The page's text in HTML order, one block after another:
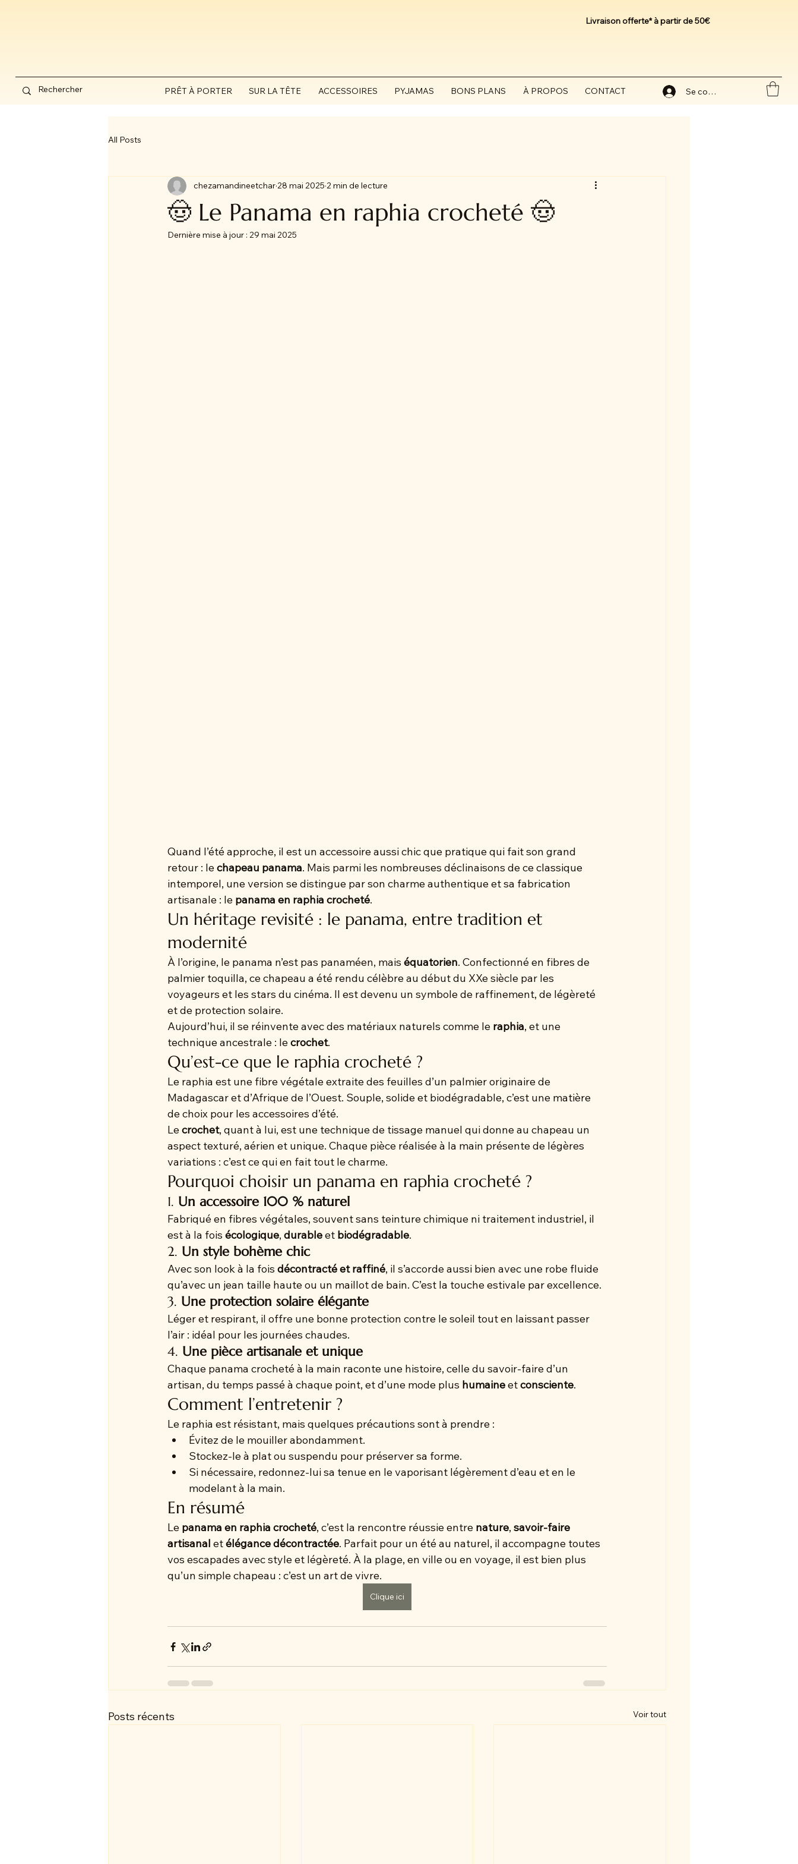
Livraison offerte* à partir de 50€
Se connecter
PRÊT À PORTER SUR LA TÊTE ACCESSOIRES PYJAMAS BONS PLANS À PROPOS CONTACT
All Posts
🤠 Le Panama en raphia crocheté 🤠
chezamandineetchar28 mai 2025 2 min de lecture
Dernière mise à jour : 29 mai 2025
Quand l’été approche, il est un accessoire aussi chic que pratique qui fait son grand
retour : le chapeau panama. Mais parmi les nombreuses déclinaisons de ce classique
intemporel, une version se distingue par son charme authentique et sa fabrication
artisanale : le panama en raphia crocheté.
Un héritage revisité : le panama, entre tradition et
modernité
À l’origine, le panama n’est pas panaméen, mais équatorien. Confectionné en fibres de
palmier toquilla, ce chapeau a été rendu célèbre au début du XXe siècle par les
voyageurs et les stars du cinéma. Il est devenu un symbole de raffinement, de légèreté
et de protection solaire.
Aujourd’hui, il se réinvente avec des matériaux naturels comme le raphia, et une
technique ancestrale : le crochet.
Qu’est-ce que le raphia crocheté ?
Le raphia est une fibre végétale extraite des feuilles d’un palmier originaire de
Madagascar et d’Afrique de l’Ouest. Souple, solide et biodégradable, c’est une matière
de choix pour les accessoires d’été.
Le crochet, quant à lui, est une technique de tissage manuel qui donne au chapeau un
aspect texturé, aérien et unique. Chaque pièce réalisée à la main présente de légères
variations : c’est ce qui en fait tout le charme.
Pourquoi choisir un panama en raphia crocheté ?
1. Un accessoire 100 % naturel
Fabriqué en fibres végétales, souvent sans teinture chimique ni traitement industriel, il
est à la fois écologique, durable et biodégradable.
2. Un style bohème chic
Avec son look à la fois décontracté et raffiné, il s’accorde aussi bien avec une robe fluide
qu’avec un jean taille haute ou un maillot de bain. C’est la touche estivale par excellence.
3. Une protection solaire élégante
Léger et respirant, il offre une bonne protection contre le soleil tout en laissant passer
l’air : idéal pour les journées chaudes.
4. Une pièce artisanale et unique
Chaque panama crocheté à la main raconte une histoire, celle du savoir-faire d’un
artisan, du temps passé à chaque point, et d’une mode plus humaine et consciente.
Comment l’entretenir ?
Le raphia est résistant, mais quelques précautions sont à prendre :
Évitez de le mouiller abondamment.
Stockez-le à plat ou suspendu pour préserver sa forme.
Si nécessaire, redonnez-lui sa tenue en le vaporisant légèrement d’eau et en le
modelant à la main.
En résumé
Le panama en raphia crocheté, c’est la rencontre réussie entre nature, savoir-faire
artisanal et élégance décontractée. Parfait pour un été au naturel, il accompagne toutes
vos escapades avec style et légèreté. À la plage, en ville ou en voyage, il est bien plus
qu’un simple chapeau : c’est un art de vivre.
Clique ici
Posts récents Voir tout